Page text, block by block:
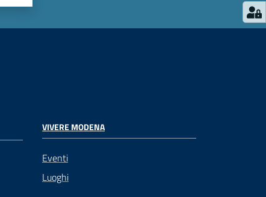
VIVERE MODENA
Eventi
Luoghi